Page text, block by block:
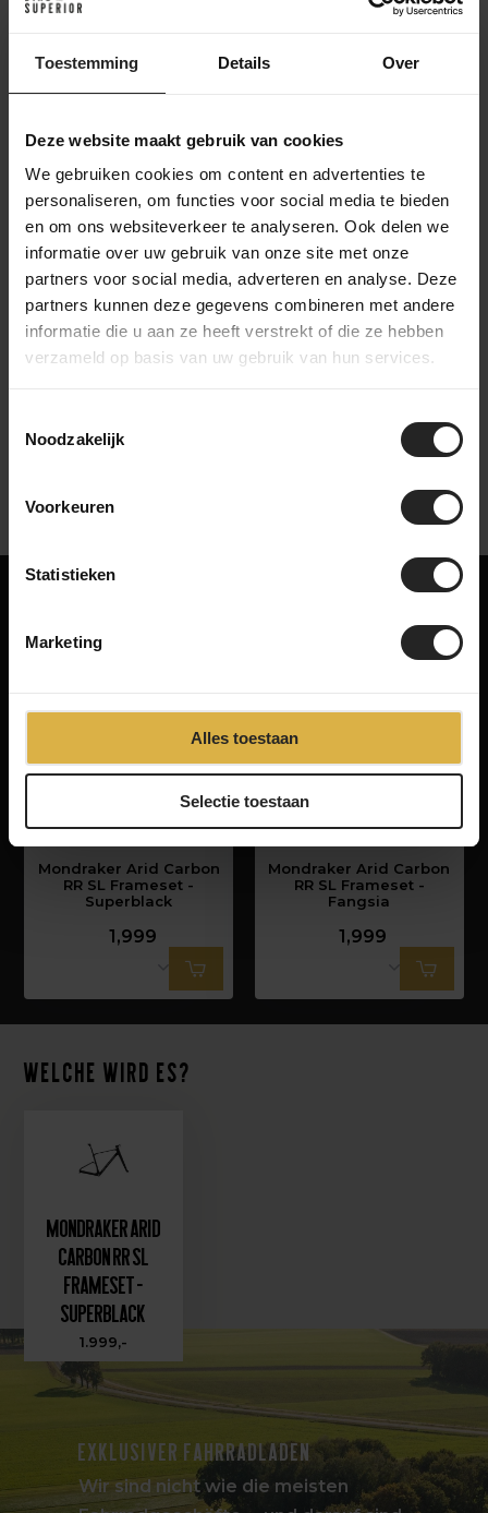
Toestemming Details Over
Deze website maakt gebruik van cookies
We gebruiken cookies om content en advertenties te
personaliseren, om functies voor social media te bieden
en om ons websiteverkeer te analyseren. Ook delen we
informatie over uw gebruik van onze site met onze
partners voor social media, adverteren en analyse. Deze
partners kunnen deze gegevens combineren met andere
informatie die u aan ze heeft verstrekt of die ze hebben
verzameld op basis van uw gebruik van hun services.
Noodzakelijk
Voorkeuren
Statistieken
Marketing
Alles toestaan
Selectie toestaan
Nach deiner Bestellung sammelt unser Lagerteam alle
getestet. Danach geht das Fahrrad zur Verpackungsstation im
Box hinzugefügt, bevor das Fahrrad an einen Bestimmungsort
in den Niederlanden oder weltweit versendet wird. So stellen
wir sicher, dass dein Fahrrad sicher und vollständig ankommt.
Sieh dir unser Video an
Mondraker Arid Carbon
RR SL Frameset -
Superblack
1,999
Mondraker Arid Carbon
RR SL Frameset -
Fangsia
1,999
Welche wird es?
Mondraker Arid
Carbon RR SL
Frameset -
Superblack
1.999,-
Exklusiver Fahrradladen
Wir sind nicht wie die meisten